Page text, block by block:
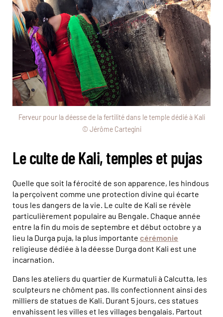
Ferveur pour la déesse de la fertilité dans le temple dédié à Kali
© Jérôme Cartegini
Le culte de Kali, temples et pujas
Quelle que soit la férocité de son apparence, les hindous
la perçoivent comme une protection divine qui écarte
tous les dangers de la vie. Le culte de Kali se révèle
particulièrement populaire au Bengale. Chaque année
entre la fin du mois de septembre et début octobre y a
lieu la Durga puja, la plus importante cérémonie
religieuse dédiée à la déesse Durga dont Kali est une
incarnation.
Dans les ateliers du quartier de Kurmatuli à Calcutta, les
sculpteurs ne chôment pas. Ils confectionnent ainsi des
milliers de statues de Kali. Durant 5 jours, ces statues
envahissent les villes et les villages bengalais. Partout